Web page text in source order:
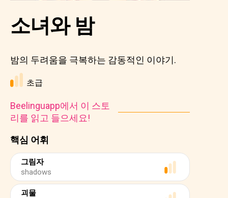
핵심 어휘
그림자
shadows
괴물
소녀와 밤
밤의 두려움을 극복하는 감동적인 이야기.
초급
Beelinguapp에서 이 스토
리를 읽고 들으세요!